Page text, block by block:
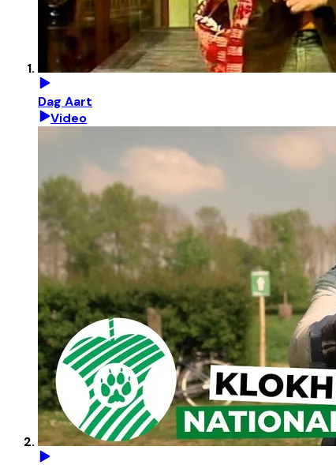
Dag Aart
Video